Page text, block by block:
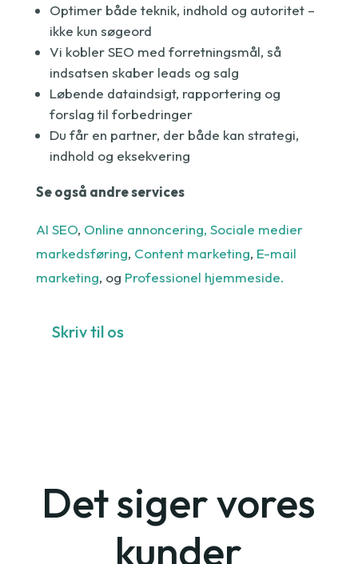
Optimer både teknik, indhold og autoritet –
ikke kun søgeord
Vi kobler SEO med forretningsmål, så
indsatsen skaber leads og salg
Løbende dataindsigt, rapportering og
forslag til forbedringer
Du får en partner, der både kan strategi,
indhold og eksekvering
Se også andre services
AI SEO, Online annoncering, Sociale medier
markedsføring, Content marketing, E-mail
marketing, og Professionel hjemmeside.
Skriv til os
Det siger vores
kunder